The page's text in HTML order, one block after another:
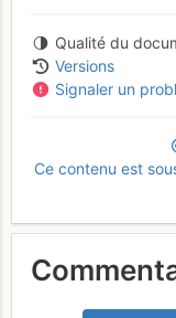
Qualité du
Versions
Signaler un
Ce contenu est